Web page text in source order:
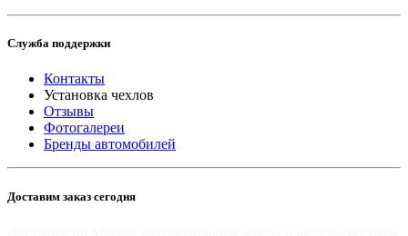
Служба поддержки
Контакты
Установка чехлов
Отзывы
Фотогалереи
Бренды автомобилей
Доставим заказ сегодня